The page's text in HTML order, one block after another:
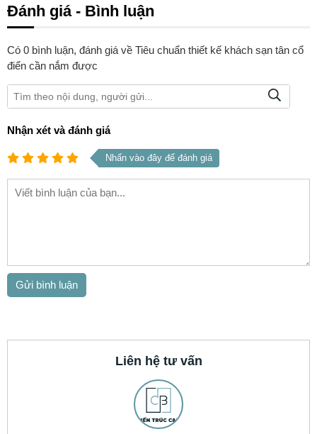
Đánh giá - Bình luận
Có 0 bình luận, đánh giá về Tiêu chuẩn thiết kế khách sạn tân cổ
điển cần nắm được
Nhận xét và đánh giá
Nhấn vào đây để đánh giá
Liên hệ tư vấn